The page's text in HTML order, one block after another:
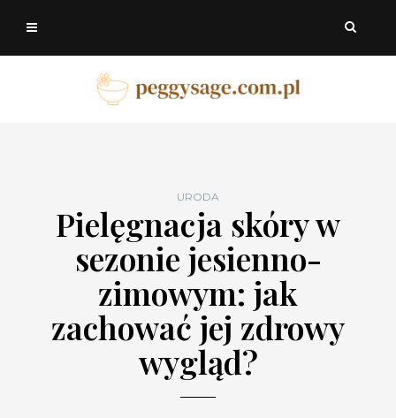
URODA
Pielęgnacja skóry w
sezonie jesienno-
zimowym: jak
zachować jej zdrowy
wygląd?